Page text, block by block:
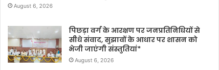
August 6, 2026
पिछड़ा वर्ग के आरक्षण पर जनप्रतिनिधियों से
सीधे संवाद, सुझावों के आधार पर शासन को
भेजी जाएंगी संस्तुतियां*
August 6, 2026